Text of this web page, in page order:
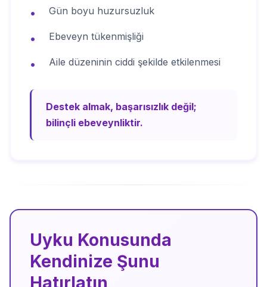
• Gün boyu huzursuzluk
• Ebeveyn tükenmişliği
• Aile düzeninin ciddi şekilde etkilenmesi
Destek almak, başarısızlık değil;
bilinçli ebeveynliktir.
Uyku Konusunda
Kendinize Şunu
Hatırlatın